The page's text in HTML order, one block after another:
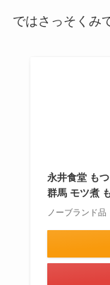
ではさっそくみ
永井食堂 も
群馬 モツ煮
ノーブランド品